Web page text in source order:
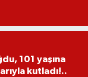
101 yaşına
kutladı!..